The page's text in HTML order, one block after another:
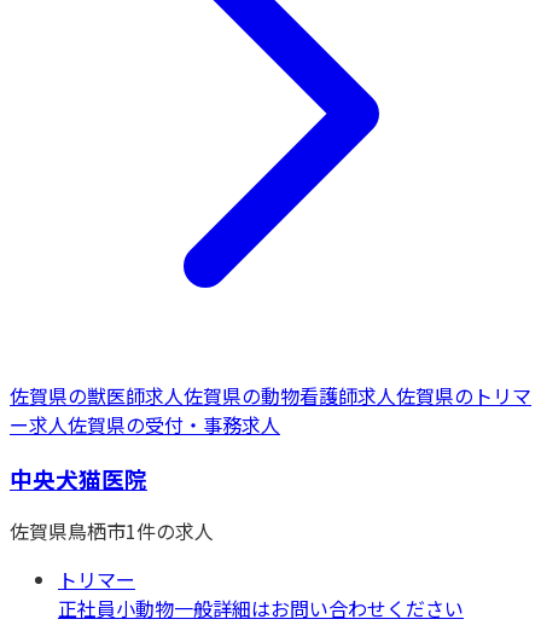
佐賀県の獣医師求人佐賀県の動物看護師求人佐賀県の トリマ
ー求人佐賀県の受付・事務求人
中央犬猫医院
佐賀県鳥栖市1件の求人
トリマー
正社員小動物一般詳細はお問い合わせください